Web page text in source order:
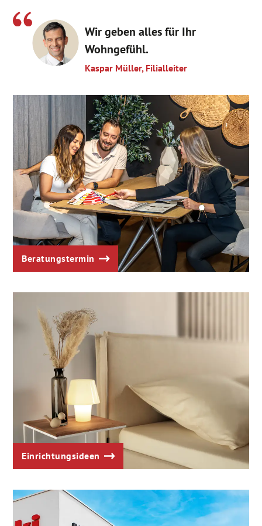
Wir geben alles für Ihr
Wohngefühl.
Kaspar Müller, Filialleiter
Beratungstermin
Einrichtungsideen